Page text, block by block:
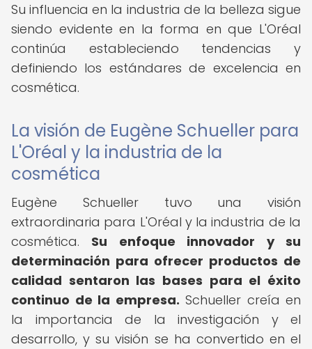
Su influencia en la industria de la belleza sigue
siendo evidente en la forma en que L'Oréal
continúa estableciendo tendencias y
definiendo los estándares de excelencia en
cosmética.
La visión de Eugène Schueller para
L'Oréal y la industria de la
cosmética
Eugène Schueller tuvo una visión
extraordinaria para L'Oréal y la industria de la
cosmética. Su enfoque innovador y su
determinación para ofrecer productos de
calidad sentaron las bases para el éxito
continuo de la empresa. Schueller creía en
la importancia de la investigación y el
desarrollo, y su visión se ha convertido en el